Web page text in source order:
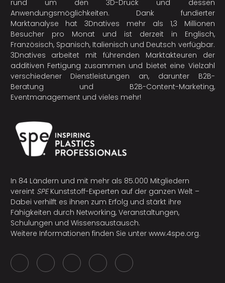
rund um den 3D-Druck und dessen
Anwendungsmöglichkeiten. Dank fundierter
Marktanalyse hat 3Dnatives mehr als 1,3 Millionen
Besucher pro Monat und ist derzeit in Englisch,
Französisch, Spanisch, Italienisch und Deutsch verfügbar.
3Dnatives arbeitet mit führenden Marktakteuren der
additiven Fertigung zusammen und bietet eine Vielzahl
verschiedener Dienstleistungen an, darunter B2B-
Beratung und B2B-Content-Marketing,
Eventmanagement und vieles mehr!
In 84 Ländern und mit mehr als 85.000 Mitgliedern
vereint SPEKunststoff-Experten auf der ganzen Welt –
Dabei verhilft es ihnen zum Erfolg und stärkt ihre
Fähigkeiten durch Networking, Veranstaltungen,
Schulungen und Wissensaustausch.
Weitere Informationen finden Sie unter www.4spe.org.